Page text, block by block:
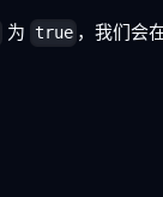
为 true ，我们会